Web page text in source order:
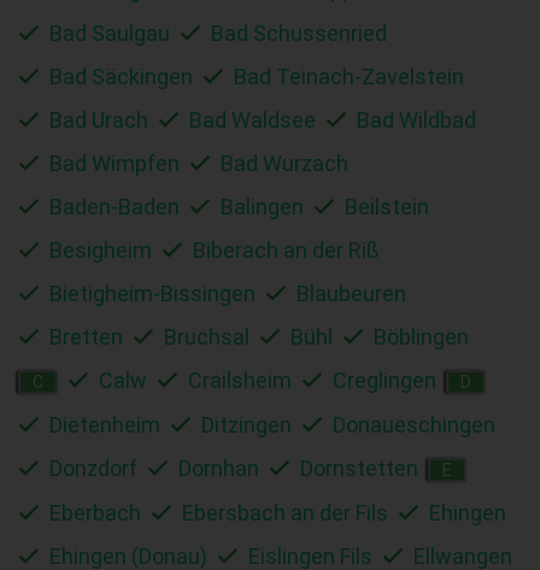
Bad Saulgau
Bad Schussenried
Bad Säckingen
Bad Teinach-Zavelstein
Bad Urach
Bad Waldsee
Bad Wildbad
Bad Wimpfen
Bad Wurzach
Baden-Baden
Balingen
Beilstein
Besigheim
Biberach an der Riß
Bietigheim-Bissingen
Blaubeuren
Bretten
Bruchsal Bühl Böblingen
C Calw Crailsheim Creglingen D
Dietenheim Ditzingen
Donaueschingen
Donzdorf
Dornhan Dornstetten E
Eberbach Ebersbach an der Fils
Ehingen
Ehingen (Donau)
Eislingen Fils
Ellwangen